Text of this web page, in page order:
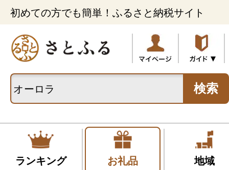
初めての方でも簡単！ふるさと納税サイト
検索
ランキング お礼品 地域